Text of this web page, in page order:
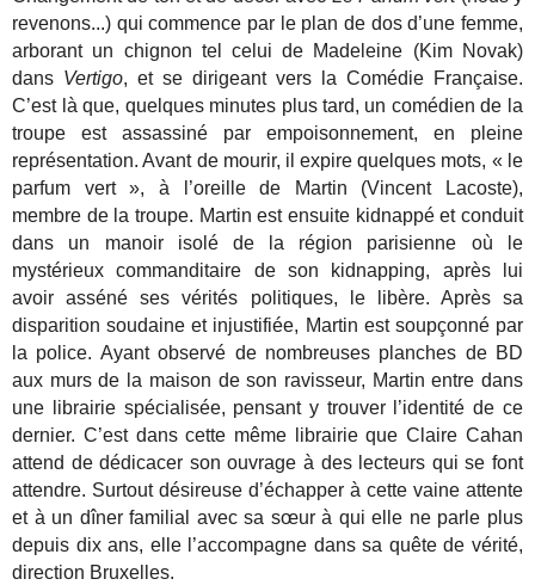
revenons...) qui commence par le plan de dos d’une femme,
arborant un chignon tel celui de Madeleine (Kim Novak)
dans Vertigo, et se dirigeant vers la Comédie Française.
C’est là que, quelques minutes plus tard, un comédien de la
troupe est assassiné par empoisonnement, en pleine
représentation. Avant de mourir, il expire quelques mots, « le
parfum vert », à l’oreille de Martin (Vincent Lacoste),
membre de la troupe. Martin est ensuite kidnappé et conduit
dans un manoir isolé de la région parisienne où le
mystérieux commanditaire de son kidnapping, après lui
avoir asséné ses vérités politiques, le libère. Après sa
disparition soudaine et injustifiée, Martin est soupçonné par
la police. Ayant observé de nombreuses planches de BD
aux murs de la maison de son ravisseur, Martin entre dans
une librairie spécialisée, pensant y trouver l’identité de ce
dernier. C’est dans cette même librairie que Claire Cahan
attend de dédicacer son ouvrage à des lecteurs qui se font
attendre. Surtout désireuse d’échapper à cette vaine attente
et à un dîner familial avec sa sœur à qui elle ne parle plus
depuis dix ans, elle l’accompagne dans sa quête de vérité,
direction Bruxelles.